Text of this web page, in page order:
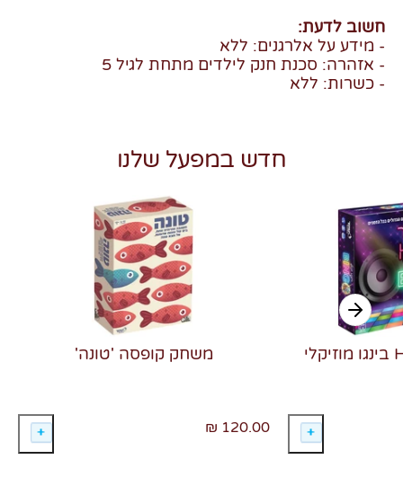
חשוב לדעת:
- מידע על אלרגנים: ללא
- אזהרה: סכנת חנק לילדים מתחת לגיל 5
- כשרות: ללא
חדש במפעל שלנו
משחק קופסה 'טונה'
120.00 ₪